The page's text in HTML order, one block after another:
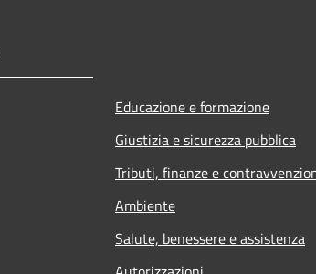
Educazione e formazione
Giustizia e sicurezza pubblica
Tributi, finanze e
Ambiente
Salute, benessere e assistenza